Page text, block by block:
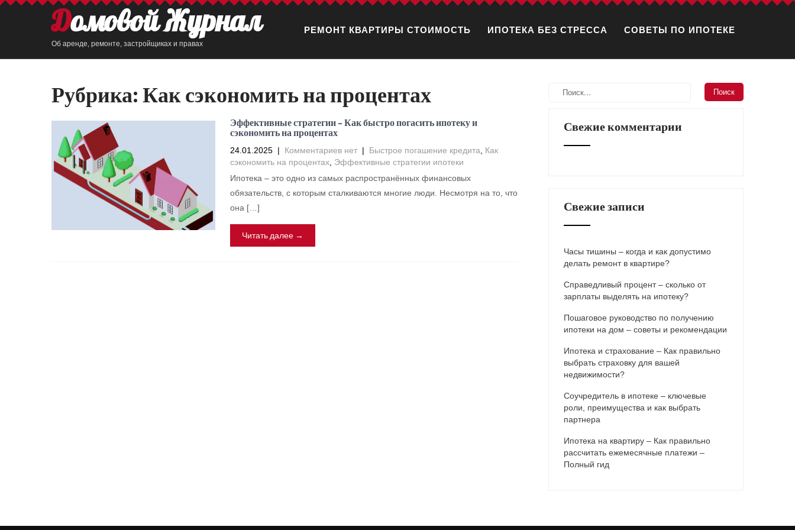
Домовой Журнал
Об аренде, ремонте, застройщиках и правах
РЕМОНТ КВАРТИРЫ СТОИМОСТЬ ИПОТЕКА БЕЗ СТРЕССА СОВЕТЫ ПО ИПОТЕКЕ
Рубрика:Как сэкономить на процентах
Эффективные стратегии – Как быстро погасить ипотеку и
сэкономить на процентах
24.01.2025 | Комментариев нет | Быстрое погашение кредита
Как
сэкономить на процентах, Эффективные стратегии ипотеки
Ипотека – это одно из самых распространённых финансовых
обязательств, с которым сталкиваются многие люди. Несмотря на то, что
она […]
Читать далее →
Свежие комментарии
Свежие записи
Часы тишины – когда и как допустимо
делать ремонт в квартире?
Справедливый процент – сколько от
зарплаты выделять на ипотеку?
Пошаговое руководство по получению
ипотеки на дом – советы и рекомендации
Ипотека и страхование – Как правильно
выбрать страховку для вашей
недвижимости?
Соучредитель в ипотеке – ключевые
роли, преимущества и как выбрать
партнера
Ипотека на квартиру – Как правильно
рассчитать ежемесячные платежи –
Полный гид